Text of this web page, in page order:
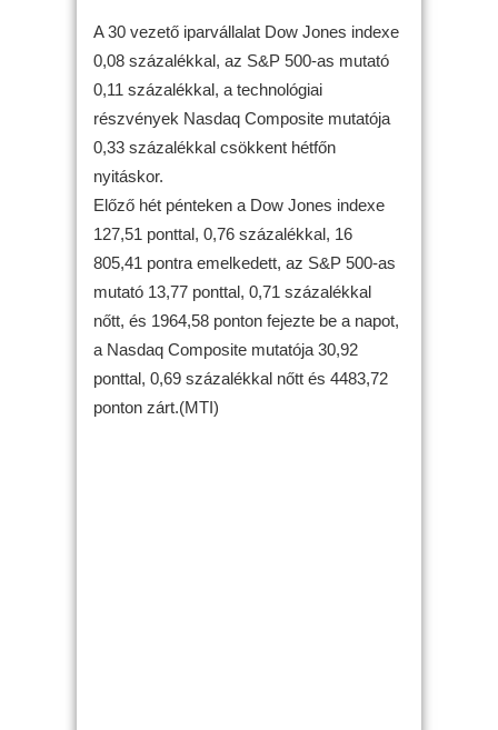
A 30 vezető iparvállalat Dow Jones indexe
0,08 százalékkal, az S&P 500-as mutató
0,11 százalékkal, a technológiai
részvények Nasdaq Composite mutatója
0,33 százalékkal csökkent hétfőn
nyitáskor.
Előző hét pénteken a Dow Jones indexe
127,51 ponttal, 0,76 százalékkal, 16
805,41 pontra emelkedett, az S&P 500-as
mutató 13,77 ponttal, 0,71 százalékkal
nőtt, és 1964,58 ponton fejezte be a napot,
a Nasdaq Composite mutatója 30,92
ponttal, 0,69 százalékkal nőtt és 4483,72
ponton zárt.(MTI)